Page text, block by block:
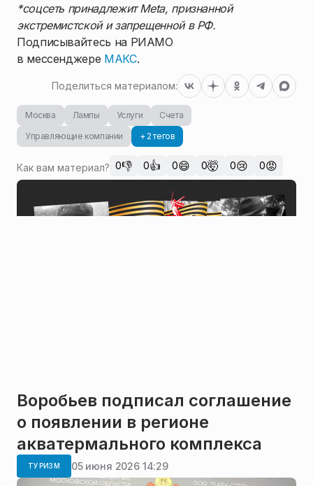
*соцсеть принадлежит Meta, признанной
экстремистской и запрещенной в РФ.
Подписывайтесь на РИАМО
в мессенджере МАКС.
Поделиться материалом:
Москва Лампы Услуги
Счета
Управляющие компании
+ 2 тегов
Как вам материал? 0👎 0👍 0😄 0🤯 0😢 0😡
Воробьев подписал соглашение
о появлении в регионе
акватермального комплекса
ТУРИЗМ 05 июня 2026 14:29